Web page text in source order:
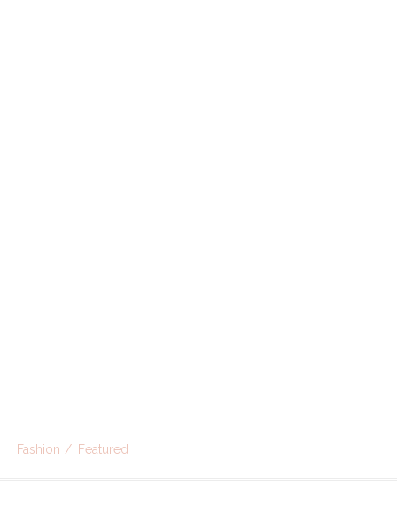
Fashion Featured